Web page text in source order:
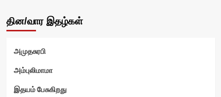
தின/வார இதழ்கள்
அமுதசுரபி
அம்புலிமாமா
இதயம் பேசுகிறது